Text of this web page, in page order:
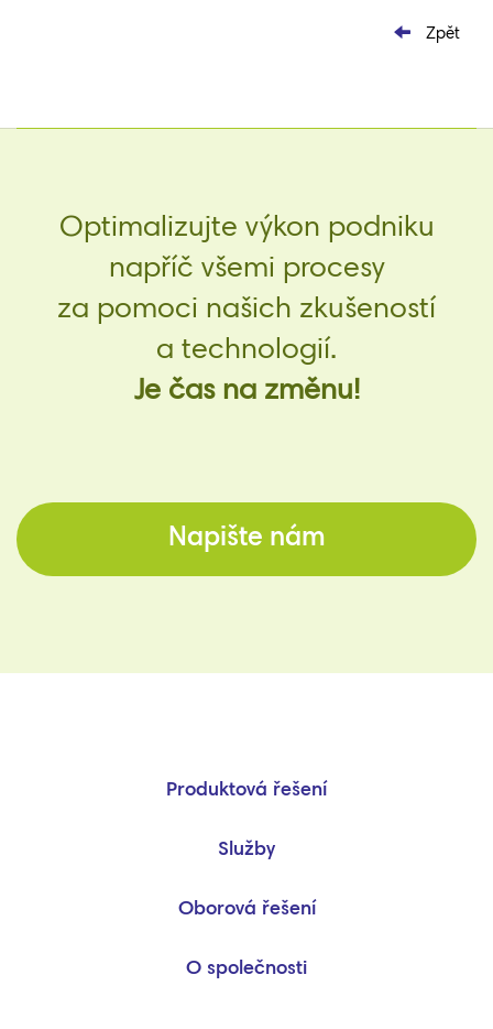
Zpět
Optimalizujte výkon podniku
napříč všemi procesy
za pomoci našich zkušeností
a technologií.
Je čas na změnu!
Napište nám
Produktová řešení
Služby
Oborová řešení
O společnosti